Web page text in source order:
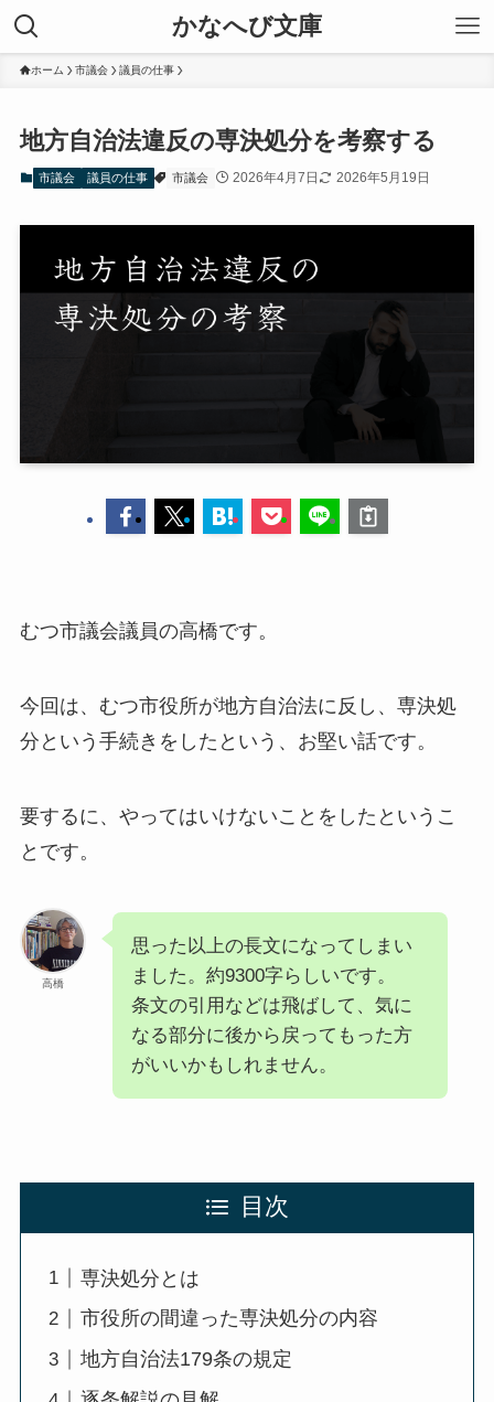
かなへび文庫
ホーム 市議会 議員の仕事
地方自治法違反の専決処分を考察する
市議会 議員の仕事 市議会 2026年4月7日 2026年5月19日
むつ市議会議員の高橋です。
今回は、むつ市役所が地方自治法に反し、専決処
分という手続きをしたという、お堅い話です。
要するに、やってはいけないことをしたというこ
とです。
高橋
思った以上の長文になってしまい
ました。約9300字らしいです。
条文の引用などは飛ばして、気に
なる部分に後から戻ってもった方
がいいかもしれません。
目次
専決処分とは
市役所の間違った専決処分の内容
地方自治法179条の規定